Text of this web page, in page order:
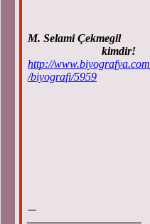
M. Selami Çekmegil
kimdir!
http://www.biyografya.com
/biyografi/5959